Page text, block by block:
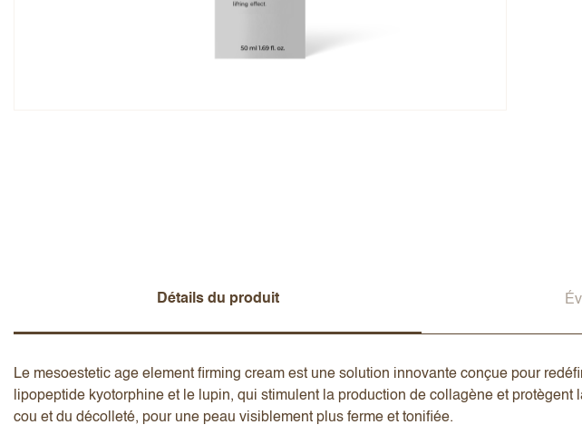
Détails du produit
Le mesoestetic age element firming cream est une solution innovante conçue pour
lipopeptide kyotorphine et le lupin, qui stimulent la production de collagène et
cou et du décolleté, pour une peau visiblement plus ferme et tonifiée.